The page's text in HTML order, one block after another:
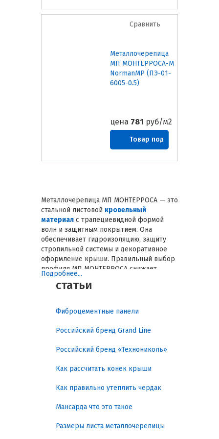
заказ
Сравнить
Металлочерепица
МП МОНТЕРРОСА-M
NormanMP (ПЭ-01-
6005-0.5)
цена 781 руб/м2
Товар под
заказ
Металлочерепица МП МОНТЕРРОСА — это
стальной листовой кровельный
материал с трапециевидной формой
волн и защитным покрытием. Она
обеспечивает гидроизоляцию, защиту
стропильной системы и декоративное
оформление крыши. Правильный выбор
профиля МП МОНТЕРРОСА снижает
расходы на ремонт, увеличивает срок
службы кровли и минимизирует риск
рассматриваются конструктивные
особенности, технические
характеристики, нормативные
устойчивость, монтаж и практические
эксплуатации.
Надёжная защита крыши и
практическая польза
Металлочерепица МП МОНТЕРРОСА
решает следующие ключевые задачи:
Подробнее...
статьи
Фиброцементные панели
Российский бренд Grand Line
Российский бренд «Технониколь»
Как рассчитать конек крыши
Как правильно утеплить чердак
Мансарда что это такое
Размеры листа металлочерепицы